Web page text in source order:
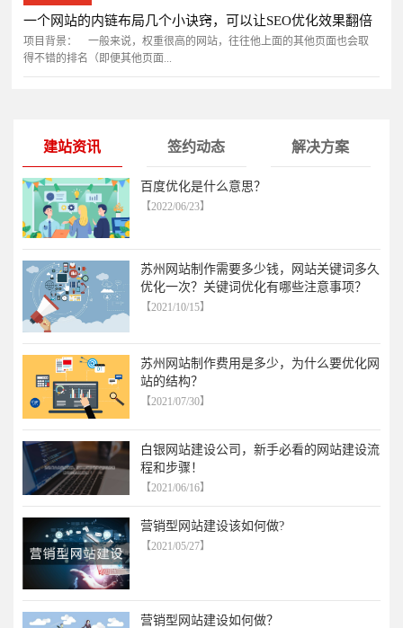
一个网站的内链布局几个小诀窍，可以让SEO优化效果翻倍
项目背景： 一般来说，权重很高的网站，往往他上面的其他页面也会取
得不错的排名（即便其他页面...
建站资讯 签约动态 解决方案
百度优化是什么意思？
【2022/06/23】
苏州网站制作需要多少钱，网站关键词多久
优化一次？关键词优化有哪些注意事项？
【2021/10/15】
苏州网站制作费用是多少，为什么要优化网
站的结构？
【2021/07/30】
白银网站建设公司，新手必看的网站建设流
程和步骤！
【2021/06/16】
营销型网站建设该如何做?
【2021/05/27】
营销型网站建设如何做？